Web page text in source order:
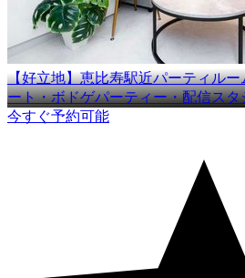
【好立地】恵比寿駅近パーティル
ート・ボドゲパーティー・配信ス
今すぐ予約可能